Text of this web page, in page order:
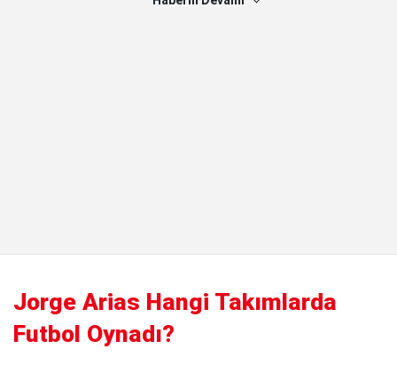
Jorge Arias Hangi Takımlarda
Futbol Oynadı?